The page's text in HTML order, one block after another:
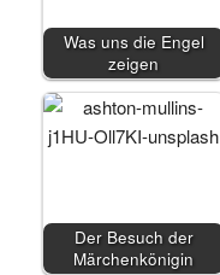
Was uns die Engel
zeigen
Der Besuch der
Märchenkönigin